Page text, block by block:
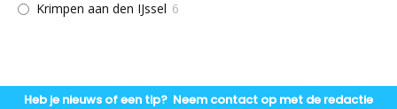
Krimpen aan den IJssel 6
Heb je nieuws of een tip? Neem contact op met de redactie